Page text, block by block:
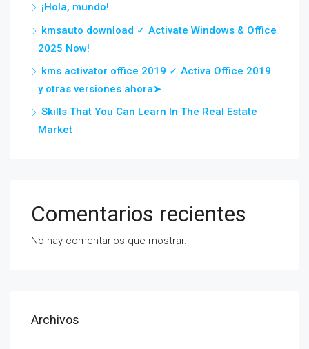
¡Hola, mundo!
kmsauto download ✓ Activate Windows & Office
2025 Now!
kms activator office 2019 ✓ Activa Office 2019
y otras versiones ahora➤
Skills That You Can Learn In The Real Estate
Market
Comentarios recientes
No hay comentarios que mostrar.
Archivos